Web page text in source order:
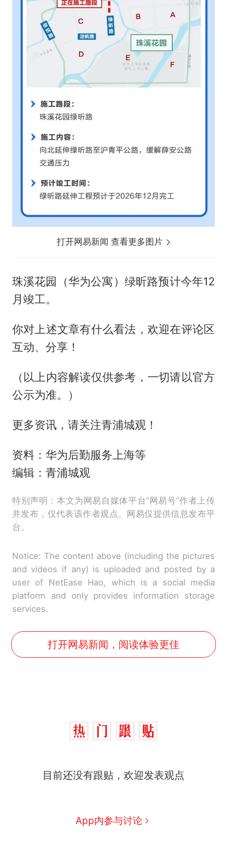
打开网易新闻 查看更多图片
珠溪花园（华为公寓）绿昕路预计今年12
月竣工。
你对上述文章有什么看法，欢迎在评论区
互动、分享！
（以上内容解读仅供参考，一切请以官方
公示为准。）
更多资讯，请关注青浦城观！
资料：华为后勤服务上海等
编辑：青浦城观
特别声明：本文为网易自媒体平台“网易号”作者上传
并发布，仅代表该作者观点。网易仅提供信息发布平
台。
Notice: The content above (including the pictures
and videos if any) is uploaded and posted by a
user of NetEase Hao, which is a social media
platform and only provides information storage
services.
打开网易新闻，阅读体验更佳
目前还没有跟贴，欢迎发表观点
App内参与讨论